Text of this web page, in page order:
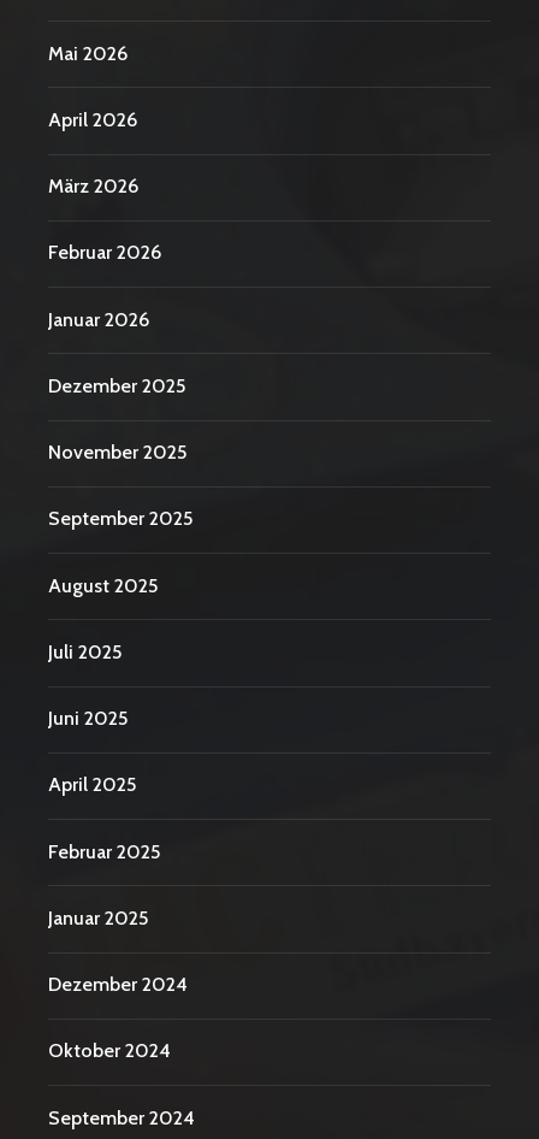
Mai 2026
April 2026
März 2026
Februar 2026
Januar 2026
Dezember 2025
November 2025
September 2025
August 2025
Juli 2025
Juni 2025
April 2025
Februar 2025
Januar 2025
Dezember 2024
Oktober 2024
September 2024